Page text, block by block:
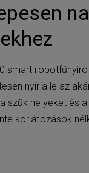
smart
nyírja le az
szűk helyeket és
korlátozások